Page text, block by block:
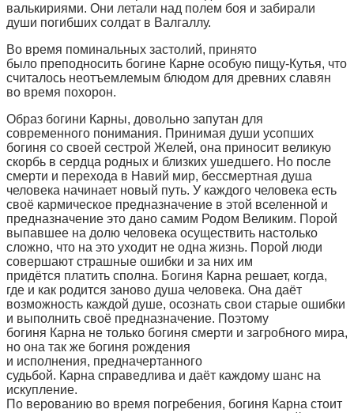
валькириями. Они летали над полем боя и забирали
души погибших солдат в Валгаллу.
Во время поминальных застолий, принято
было преподносить богине Карне особую пищу-Кутья, что
считалось неотъемлемым блюдом для древних славян
во время похорон.
Образ богини Карны, довольно запутан для
современного понимания. Принимая души усопших
богиня со своей сестрой Желей, она приносит великую
скорбь в сердца родных и близких ушедшего. Но после
смерти и перехода в Навий мир, бессмертная душа
человека начинает новый путь. У каждого человека есть
своё кармическое предназначение в этой вселенной и
предназначение это дано самим Родом Великим. Порой
выпавшее на долю человека осуществить настолько
сложно, что на это уходит не одна жизнь. Порой люди
совершают страшные ошибки и за них им
придётся платить сполна. Богиня Карна решает, когда,
где и как родится заново душа человека. Она даёт
возможность каждой душе, осознать свои старые ошибки
и выполнить своё предназначение. Поэтому
богиня Карна не только богиня смерти и загробного мира,
но она так же богиня рождения
и исполнения, предначертанного
судьбой. Карна справедлива и даёт каждому шанс на
искупление.
По верованию во время погребения, богиня Карна стоит